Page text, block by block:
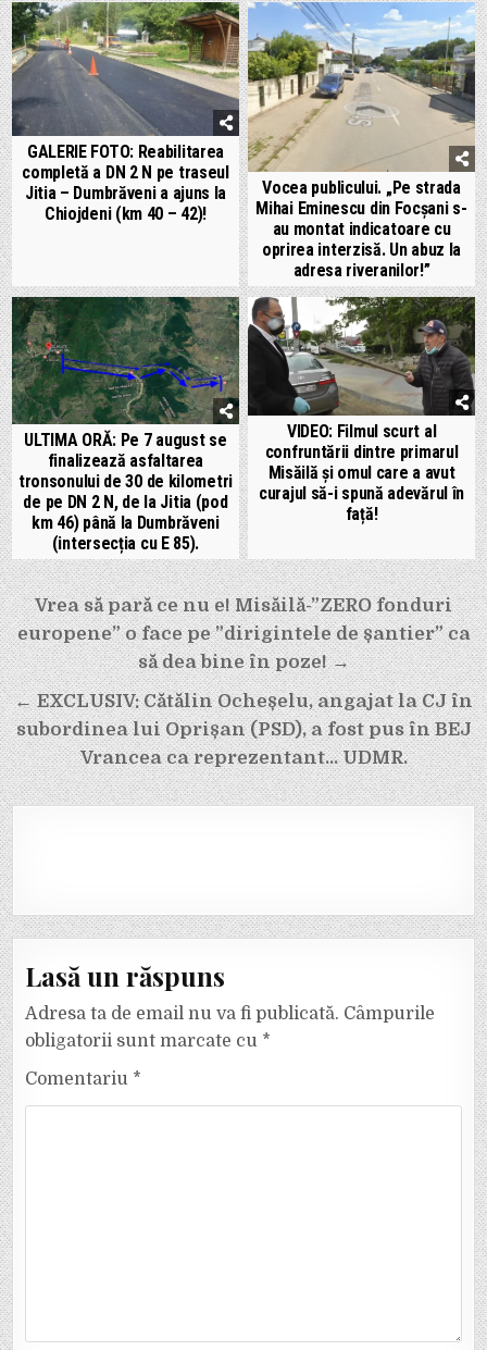
GALERIE FOTO: Reabilitarea
completă a DN 2 N pe traseul
Jitia – Dumbrăveni a ajuns la
Chiojdeni (km 40 – 42)!
Vocea publicului. „Pe strada
Mihai Eminescu din Focșani s-
au montat indicatoare cu
oprirea interzisă. Un abuz la
adresa riveranilor!”
ULTIMA ORĂ: Pe 7 august se
finalizează asfaltarea
tronsonului de 30 de kilometri
de pe DN 2 N, de la Jitia (pod
km 46) până la Dumbrăveni
(intersecția cu E 85).
VIDEO: Filmul scurt al
confruntării dintre primarul
Misăilă și omul care a avut
curajul să-i spună adevărul în
față!
Navigare
în
articole
Vrea să pară ce nu e! Misăilă-”ZERO fonduri
europene” o face pe ”dirigintele de șantier” ca
să dea bine în poze! →
← EXCLUSIV: Cătălin Ocheșelu, angajat la CJ în
subordinea lui Oprișan (PSD), a fost pus în BEJ
Vrancea ca reprezentant… UDMR.
Lasă un răspuns
Adresa ta de email nu va fi publicată. Câmpurile
obligatorii sunt marcate cu *
Comentariu *